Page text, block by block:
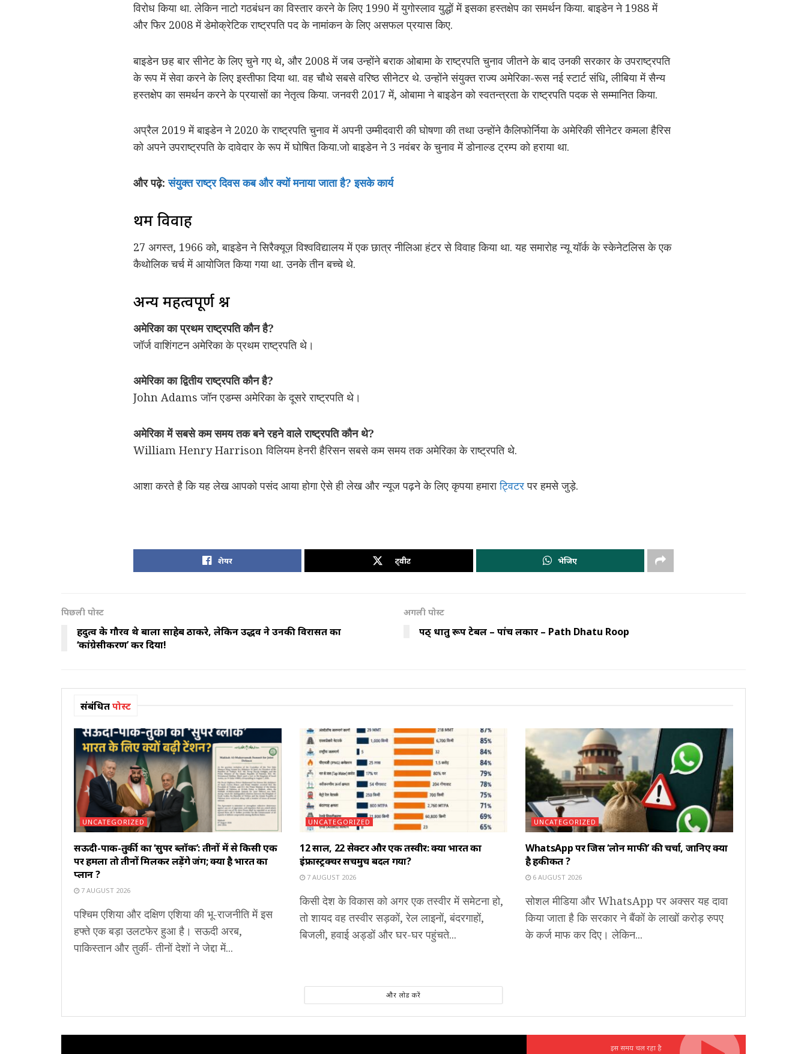
विरोध किया था. लेकिन नाटो गठबंधन का विस्तार करने के लिए 1990 में युगोस्लाव युद्धों में इसका हस्तक्षेप का समर्थन किया. बाइडेन ने 1988 में
और फिर 2008 में डेमोक्रेटिक राष्ट्रपति पद के नामांकन के लिए असफल प्रयास किए.
बाइडेन छह बार सीनेट के लिए चुने गए थे, और 2008 में जब उन्होंने बराक ओबामा के राष्ट्रपति चुनाव जीतने के बाद उनकी सरकार के उपराष्ट्रपति
के रूप में सेवा करने के लिए इस्तीफा दिया था. वह चौथे सबसे वरिष्ठ सीनेटर थे. उन्होंने संयुक्त राज्य अमेरिका-रूस नई स्टार्ट संधि, लीबिया में सैन्य
हस्तक्षेप का समर्थन करने के प्रयासों का नेतृत्व किया. जनवरी 2017 में, ओबामा ने बाइडेन को स्वतन्त्रता के राष्ट्रपति पदक से सम्मानित किया.
अप्रैल 2019 में बाइडेन ने 2020 के राष्ट्रपति चुनाव में अपनी उम्मीदवारी की घोषणा की तथा उन्होंने कैलिफोर्निया के अमेरिकी सीनेटर कमला हैरिस
को अपने उपराष्ट्रपति के दावेदार के रूप में घोषित किया.जो बाइडेन ने 3 नवंबर के चुनाव में डोनाल्ड ट्रम्प को हराया था.
और पढ़े:संयुक्त राष्ट्र दिवस कब और क्यों मनाया जाता है? इसके कार्य
प्रथम विवाह
27 अगस्त, 1966 को, बाइडेन ने सिरैक्यूज़ विश्वविद्यालय में एक छात्र नीलिआ हंटर से विवाह किया था. यह समारोह न्यू यॉर्क के स्केनेटलिस के एक
कैथोलिक चर्च में आयोजित किया गया था. उनके तीन बच्चे थे.
अन्य महत्वपूर्ण प्रश्न
अमेरिका का प्रथम राष्ट्रपति कौन है?
जॉर्ज वाशिंगटन अमेरिका के प्रथम राष्ट्रपति थे।
अमेरिका का द्वितीय राष्ट्रपति कौन है?
John Adams जॉन एडम्स अमेरिका के दूसरे राष्ट्रपति थे।
अमेरिका में सबसे कम समय तक बने रहने वाले राष्ट्रपति कौन थे?
William Henry Harrison विलियम हेनरी हैरिसन सबसे कम समय तक अमेरिका के राष्ट्रपति थे.
आशा करते है कि यह लेख आपको पसंद आया होगा ऐसे ही लेख और न्यूज पढ़ने के लिए कृपया हमाराट्विटरपर हमसे जुड़े.
शेयर ट्वीट भेजिए
पिछली पोस्ट
हिंदुत्व के गौरव थे बाला साहेब ठाकरे, लेकिन उद्धव ने उनकी विरासत का
‘कांग्रेसीकरण’ कर दिया!
अगली पोस्ट
पठ् धातु रूप टेबल – पांच लकार – Path Dhatu Roop
संबंधितपोस्ट
UNCATEGORIZED
सऊदी-पाक-तुर्की का ‘सुपर ब्लॉक’: तीनों में से किसी एक
पर हमला तो तीनों मिलकर लड़ेंगे जंग; क्या है भारत का
प्लान ?
7 AUGUST 2026
पश्चिम एशिया और दक्षिण एशिया की भू-राजनीति में इस
हफ्ते एक बड़ा उलटफेर हुआ है। सऊदी अरब,
पाकिस्तान और तुर्की- तीनों देशों ने जेद्दा में...
UNCATEGORIZED
12 साल, 22 सेक्टर और एक तस्वीर: क्या भारत का
इंफ्रास्ट्रक्चर सचमुच बदल गया?
7 AUGUST 2026
किसी देश के विकास को अगर एक तस्वीर में समेटना हो,
तो शायद वह तस्वीर सड़कों, रेल लाइनों, बंदरगाहों,
बिजली, हवाई अड्डों और घर-घर पहुंचते...
UNCATEGORIZED
WhatsApp पर जिस ‘लोन माफी’ की चर्चा, जानिए क्या
है हकीकत ?
6 AUGUST 2026
सोशल मीडिया और WhatsApp पर अक्सर यह दावा
किया जाता है कि सरकार ने बैंकों के लाखों करोड़ रुपए
के कर्ज माफ कर दिए। लेकिन...
और लोड करें
इस समय चल रहा है